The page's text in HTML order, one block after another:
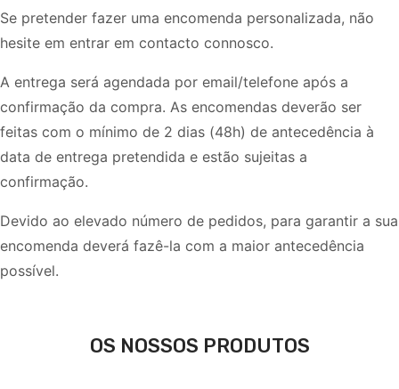
Se pretender fazer uma encomenda personalizada, não
hesite em entrar em contacto connosco.
​A entrega será agendada por email/telefone após a
confirmação da compra. As encomendas deverão ser
feitas com o mínimo de 2 dias (48h) de antecedência à
data de entrega pretendida e estão sujeitas a
confirmação.
Devido ao elevado número de pedidos, para garantir a sua
encomenda deverá fazê-la com a maior antecedência
possível.
OS NOSSOS PRODUTOS